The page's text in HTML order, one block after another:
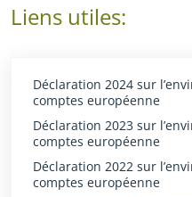
Liens utiles:
Déclaration 2024 sur
comptes européenne
Déclaration 2023 sur
comptes européenne
Déclaration 2022 sur
comptes européenne